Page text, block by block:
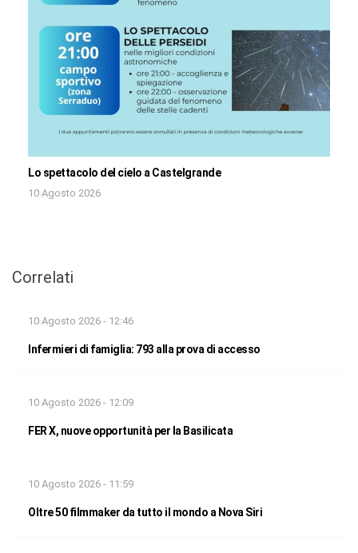
Lo spettacolo del cielo a Castelgrande
10 Agosto 2026
Correlati
10 Agosto 2026 - 12:46
Infermieri di famiglia: 793 alla prova di accesso
10 Agosto 2026 - 12:09
FER X, nuove opportunità per la Basilicata
10 Agosto 2026 - 11:59
Oltre 50 filmmaker da tutto il mondo a Nova Siri